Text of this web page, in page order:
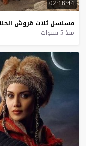
02:16:44
مسلسل ثلاث قروش
منذ 5 سنوات